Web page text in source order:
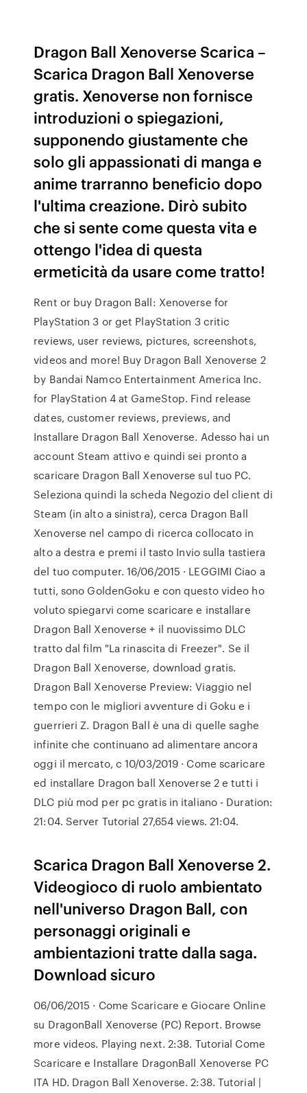
Dragon Ball Xenoverse Scarica –
Scarica Dragon Ball Xenoverse
gratis. Xenoverse non fornisce
introduzioni o spiegazioni,
supponendo giustamente che
solo gli appassionati di manga e
anime trarranno beneficio dopo
l'ultima creazione. Dirò subito
che si sente come questa vita e
ottengo l'idea di questa
ermeticità da usare come tratto!
Rent or buy Dragon Ball: Xenoverse for
PlayStation 3 or get PlayStation 3 critic
reviews, user reviews, pictures, screenshots,
videos and more! Buy Dragon Ball Xenoverse 2
by Bandai Namco Entertainment America Inc.
for PlayStation 4 at GameStop. Find release
dates, customer reviews, previews, and
Installare Dragon Ball Xenoverse. Adesso hai un
account Steam attivo e quindi sei pronto a
scaricare Dragon Ball Xenoverse sul tuo PC.
Seleziona quindi la scheda Negozio del client di
Steam (in alto a sinistra), cerca Dragon Ball
Xenoverse nel campo di ricerca collocato in
alto a destra e premi il tasto Invio sulla tastiera
del tuo computer. 16/06/2015 · LEGGIMI Ciao a
tutti, sono GoldenGoku e con questo video ho
voluto spiegarvi come scaricare e installare
Dragon Ball Xenoverse + il nuovissimo DLC
tratto dal film "La rinascita di Freezer". Se il
Dragon Ball Xenoverse, download gratis.
Dragon Ball Xenoverse Preview: Viaggio nel
tempo con le migliori avventure di Goku e i
guerrieri Z. Dragon Ball è una di quelle saghe
infinite che continuano ad alimentare ancora
oggi il mercato, c 10/03/2019 · Come scaricare
ed installare Dragon ball Xenoverse 2 e tutti i
DLC più mod per pc gratis in italiano - Duration:
21:04. Server Tutorial 27,654 views. 21:04.
Scarica Dragon Ball Xenoverse 2.
Videogioco di ruolo ambientato
nell'universo Dragon Ball, con
personaggi originali e
ambientazioni tratte dalla saga.
Download sicuro
06/06/2015 · Come Scaricare e Giocare Online
su DragonBall Xenoverse (PC) Report. Browse
more videos. Playing next. 2:38. Tutorial Come
Scaricare e Installare DragonBall Xenoverse PC
ITA HD. Dragon Ball Xenoverse. 2:38. Tutorial |